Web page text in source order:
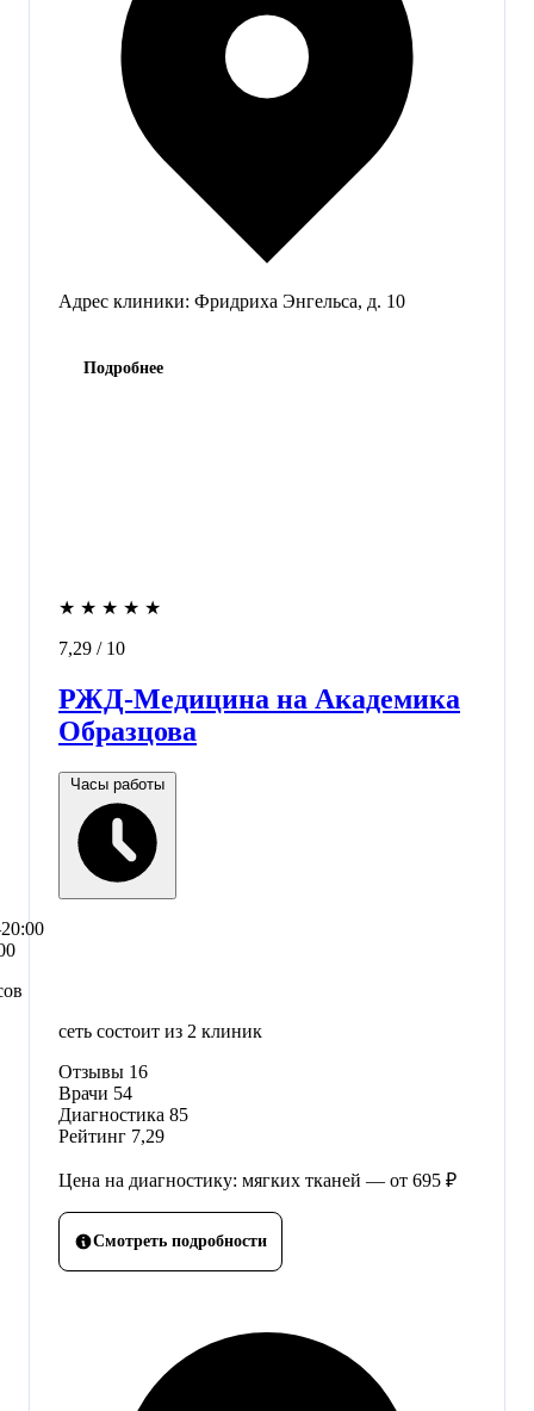
Адрес клиники: Фридриха Энгельса, д. 10
Подробнее
★ ★ ★ ★ ★
7,29 / 10
РЖД-Медицина на Академика
Образцова
Часы работы
сеть состоит из 2 клиник
Отзывы 16
Врачи 54
Диагностика 85
Рейтинг 7,29
Цена на диагностику: мягких тканей — от 695 ₽
Смотреть подробности